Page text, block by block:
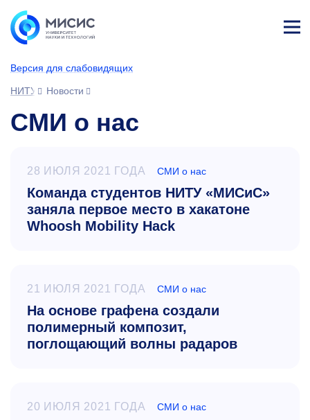
Версия для слабовидящих
НИТУ МИСИС
Новости
СМИ о нас
28 ИЮЛЯ 2021 ГОДА СМИ о нас
Команда студентов НИТУ «МИСиС»
заняла первое место в хакатоне
Whoosh Mobility Hack
21 ИЮЛЯ 2021 ГОДА СМИ о нас
На основе графена создали
полимерный композит,
поглощающий волны радаров
20 ИЮЛЯ 2021 ГОДА СМИ о нас